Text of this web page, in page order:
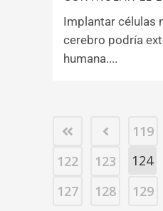
Implantar células
cerebro podría
humana....
119
122
123 124
127
128 129